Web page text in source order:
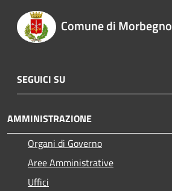
Comune di Morbegno
SEGUICI SU
AMMINISTRAZIONE
Organi di Governo
Aree Amministrative
Uffici